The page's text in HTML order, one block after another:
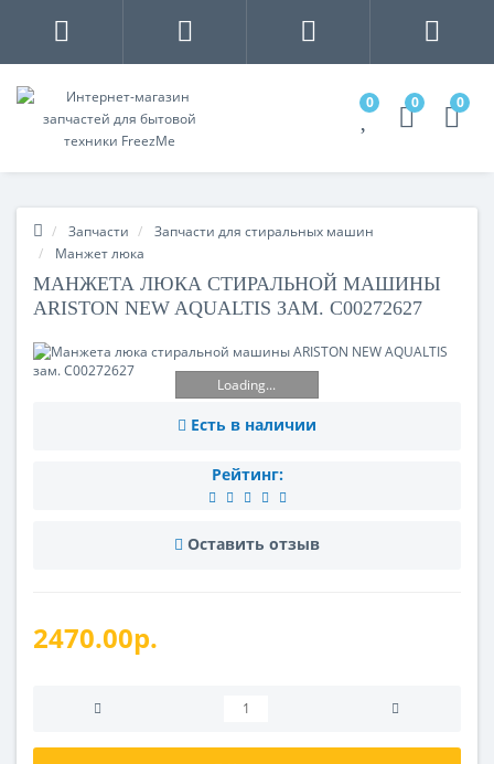
0 0 0
Запчасти
Запчасти для стиральных машин
Манжет люка
МАНЖЕТА ЛЮКА СТИРАЛЬНОЙ МАШИНЫ
ARISTON NEW AQUALTIS ЗАМ. C00272627
Loading...
Есть в наличии
Рейтинг:
Оставить отзыв
2470.00р.